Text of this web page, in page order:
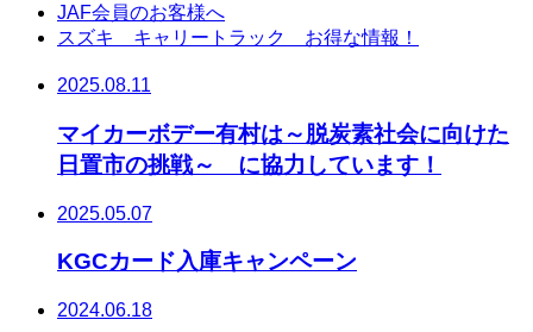
JAF会員のお客様へ
スズキ キャリートラック お得な情報！
2025.08.11
マイカーボデー有村は～脱炭素社会に向けた
日置市の挑戦～ に協力しています！
2025.05.07
KGCカード入庫キャンペーン
2024.06.18